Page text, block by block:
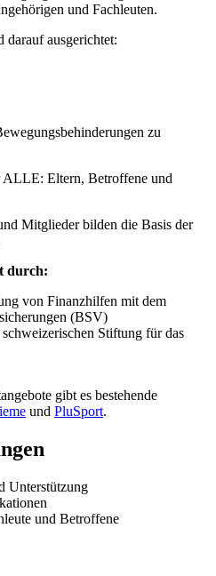
und Fachleuten.
darauf ausgerichtet:
zu
Eltern, Betroffene und
Mitglieder bilden die Basis der
durch:
von Finanzhilfen mit dem
(BSV)
Stiftung für das
gibt es bestehende
und PluSport.
Unterstützung
und Betroffene